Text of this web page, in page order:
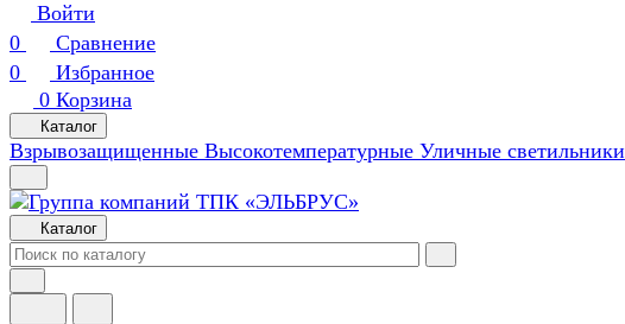
Войти
0
Сравнение
0
Избранное
0 Корзина
Каталог
Взрывозащищенные Высокотемпературные Уличные светильники
Каталог